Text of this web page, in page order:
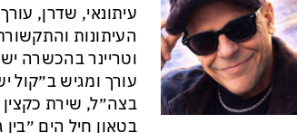
עיתונאי, שדרן,
וטריינר בהכשרה
עורך ומגיש ב״קול
בצה״ל, שירת
בטאון חיל הים